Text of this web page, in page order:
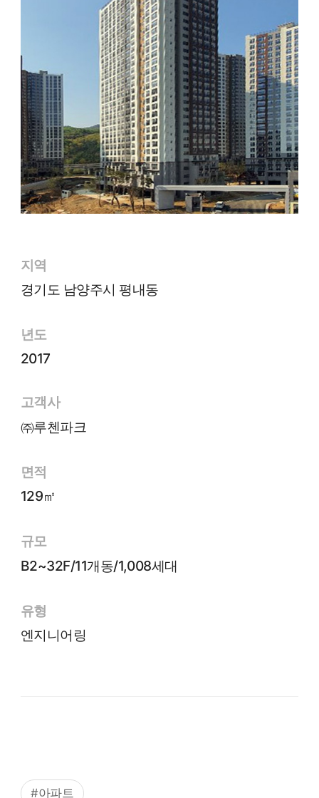
지역
경기도 남양주시 평내동
년도
2017
고객사
㈜루첸파크
면적
129㎡
규모
B2~32F/11개동/1,008세대
유형
엔지니어링
#아파트